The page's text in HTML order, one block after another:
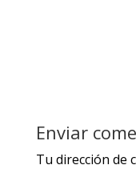
Enviar
Tu dirección de